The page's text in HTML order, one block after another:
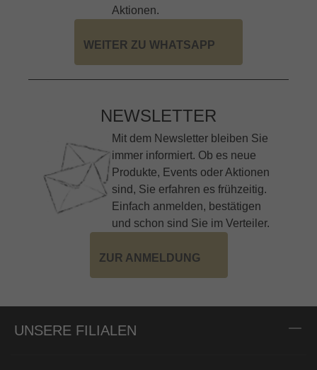
Aktionen.
WEITER ZU WHATSAPP
NEWSLETTER
Mit dem Newsletter bleiben Sie
immer informiert. Ob es neue
Produkte, Events oder Aktionen
sind, Sie erfahren es frühzeitig.
Einfach anmelden, bestätigen
und schon sind Sie im Verteiler.
ZUR ANMELDUNG
UNSERE FILIALEN